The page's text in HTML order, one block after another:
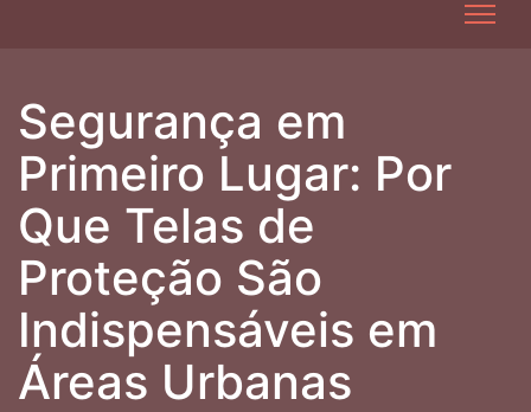
Segurança em
Primeiro Lugar: Por
Que Telas de
Proteção São
Indispensáveis em
Áreas Urbanas